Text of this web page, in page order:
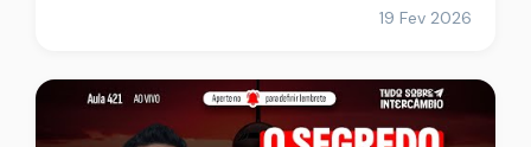
19 Fev 2026